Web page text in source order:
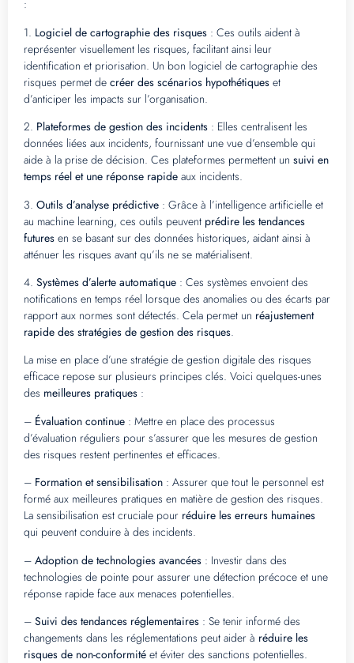
:
1. Logiciel de cartographie des risques : Ces outils aident à
représenter visuellement les risques, facilitant ainsi leur
identification et priorisation. Un bon logiciel de cartographie des
risques permet de créer des scénarios hypothétiques et
d’anticiper les impacts sur l’organisation.
2. Plateformes de gestion des incidents : Elles centralisent les
données liées aux incidents, fournissant une vue d’ensemble qui
aide à la prise de décision. Ces plateformes permettent un suivi en
temps réel et une réponse rapide aux incidents.
3. Outils d’analyse prédictive : Grâce à l’intelligence artificielle et
au machine learning, ces outils peuvent prédire les tendances
futures en se basant sur des données historiques, aidant ainsi à
atténuer les risques avant qu’ils ne se matérialisent.
4. Systèmes d’alerte automatique : Ces systèmes envoient des
notifications en temps réel lorsque des anomalies ou des écarts par
rapport aux normes sont détectés. Cela permet un réajustement
rapide des stratégies de gestion des risques.
La mise en place d’une stratégie de gestion digitale des risques
efficace repose sur plusieurs principes clés. Voici quelques-unes
des meilleures pratiques :
– Évaluation continue : Mettre en place des processus
d’évaluation réguliers pour s’assurer que les mesures de gestion
des risques restent pertinentes et efficaces.
– Formation et sensibilisation : Assurer que tout le personnel est
formé aux meilleures pratiques en matière de gestion des risques.
La sensibilisation est cruciale pour réduire les erreurs humaines
qui peuvent conduire à des incidents.
– Adoption de technologies avancées : Investir dans des
technologies de pointe pour assurer une détection précoce et une
réponse rapide face aux menaces potentielles.
– Suivi des tendances réglementaires : Se tenir informé des
changements dans les réglementations peut aider à réduire les
risques de non-conformité et éviter des sanctions potentielles.